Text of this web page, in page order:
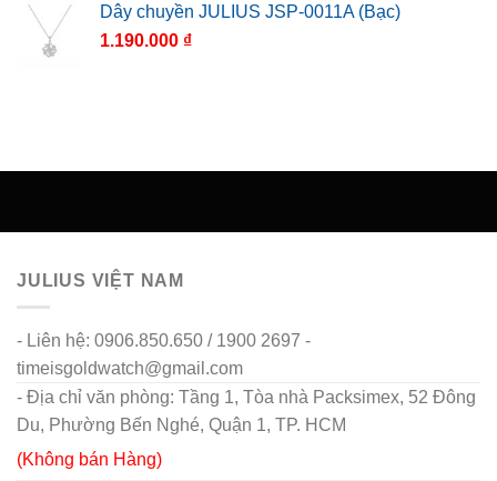
Dây chuyền JULIUS JSP-0011A (Bạc)
1.190.000 ₫
JULIUS VIỆT NAM
- Liên hệ: 0906.850.650 / 1900 2697 -
timeisgoldwatch@gmail.com
- Địa chỉ văn phòng: Tầng 1, Tòa nhà Packsimex, 52 Đông
Du, Phường Bến Nghé, Quận 1, TP. HCM
(Không bán Hàng)